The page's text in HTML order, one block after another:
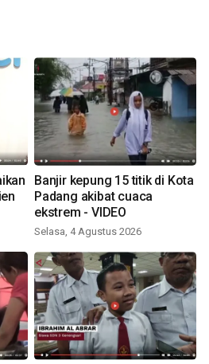
Banjir kepung 15 titik di Kota
Padang akibat cuaca
ekstrem - VIDEO
Selasa, 4 Agustus 2026